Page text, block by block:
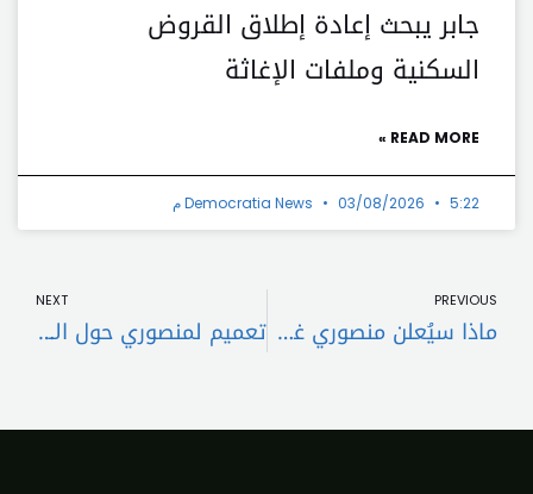
جابر يبحث إعادة إطلاق القروض
السكنية وملفات الإغاثة
READ MORE »
Democratia News 03/08/2026 5:22 م
PREVIOUS
ماذا سيُعلن منصوري غداً؟
NEXT
تعميم لمنصوري حول الاشتراك في منصة BLOOMBERG